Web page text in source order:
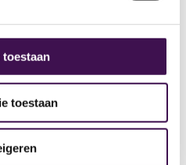
toestaan
en